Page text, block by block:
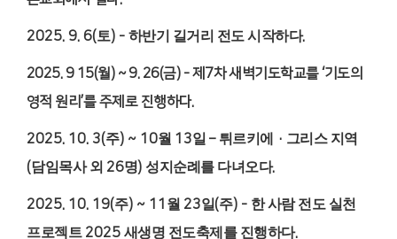
2025. 9. 6(토) - 하반기 길거리 전도 시작하다.
2025. 9 15(월 ) ~ 9. 26(금) -제 7차 새벽기도학교를‘기도의
영적 원리’를 주제로 진행하다.
2025. 10. 3(주) ~ 10월 13일 – 튀르키에 · 그리스 지역
(담임목사 외 26명) 성지순례를 다녀오다.
2025. 10. 19(주) ~ 11 월 23일(주) - 한 사람 전도 실천
프로젝트 2025 새생명 전도축제를 진행하다.